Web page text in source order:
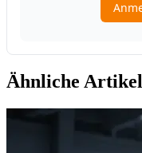
Ähnliche Artikel